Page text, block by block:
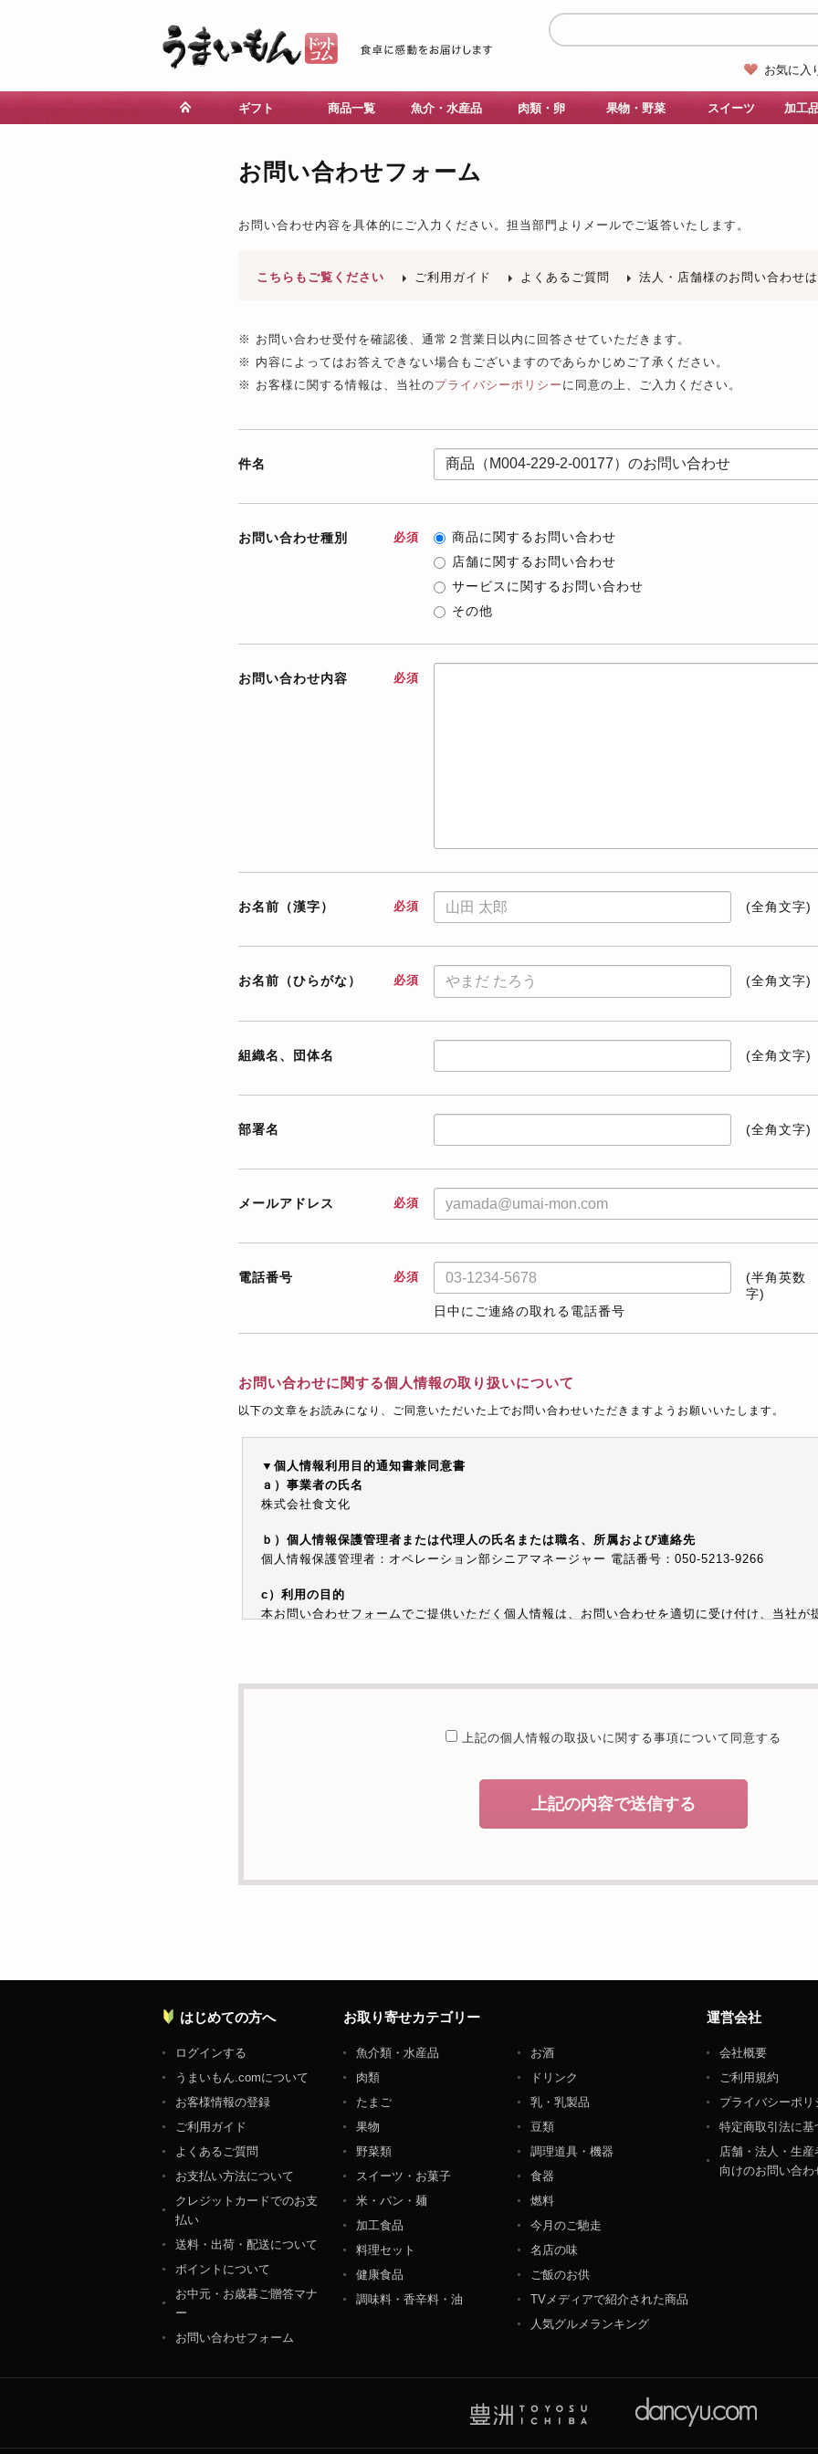
お気に入
ギフト 商品一覧 魚介・水産品 肉類・卵 果物・野菜 スイーツ 加工
お問い合わせフォーム
お問い合わせ内容を具体的にご入力ください。担当部門よりメールでご返答いたします。
こちらもご覧ください ご利用ガイド よくあるご質問 法人・店舗様のお問い合わせ
※ お問い合わせ受付を確認後、通常２営業日以内に回答させていただきます。
※ 内容によってはお答えできない場合もございますのであらかじめご了承ください。
※ お客様に関する情報は、当社のプライバシーポリシー に同意の上、ご入力ください。
件名
お問い合わせ種別 必須
商品に関するお問い合わせ
店舗に関するお問い合わせ
サービスに関するお問い合わせ
その他
お問い合わせ内容 必須
お名前（漢字） 必須 (全角文字)
お名前（ひらがな） 必須 (全角文字)
組織名、団体名 (全角文字)
部署名 (全角文字)
メールアドレス 必須
電話番号 必須
日中にご連絡の取れる電話番号
(半角英数
字)
お問い合わせに関する個人情報の取り扱いについて
以下の文章をお読みになり、ご同意いただいた上でお問い合わせいただきますようお願いいたします。
▼個人情報利用目的通知書兼同意書
ａ）事業者の氏名
株式会社食文化
ｂ）個人情報保護管理者または代理人の氏名または職名、所属および連絡先
個人情報保護管理者：オペレーション部シニアマネージャー 電話番号：050-5213-9266
c）利用の目的
本お問い合わせフォームでご提供いただく個人情報は、お問い合わせを適切に受け付け、当社が
本人の同意がある場合または法令に基づく場合を除き、取得した個人情報を第三者に提供するこ
個人情報について当社が個人情報保護管理体制について一定の水準に達していると認めた委託者
f）開示対象個人情報の開示等および問合せ窓口について
ご本人からの求めにより、当社が保有する開示対象個人情報の利用目的の通知・開示・内容の訂
ます。これらには、お客様のお名前、ご住所、電話番号、電子メールアドレスなど、お客様を特
個人情報保護管理者：オペレーション部シニアマネージャー
〒106-0044 東京都港区東麻布一丁目２７番１号 東麻布食文化ビル４階
ＴＥＬ：050-5213-9266
ＦＡＸ：047-401-6847
上記の個人情報の取扱いに関する事項について同意する
上記の内容で送信する
はじめての方へ
ログインする
うまいもん.comについて
お客様情報の登録
ご利用ガイド
よくあるご質問
お支払い方法について
クレジットカードでのお支
払い
送料・出荷・配送について
ポイントについて
お中元・お歳暮ご贈答マナ
ー
お問い合わせフォーム
お取り寄せカテゴリー
魚介類・水産品
肉類
たまご
果物
野菜類
スイーツ・お菓子
米・パン・麺
加工食品
料理セット
健康食品
調味料・香辛料・油
お酒
ドリンク
乳・乳製品
豆類
調理道具・機器
食器
燃料
今月のご馳走
名店の味
ご飯のお供
TVメディアで紹介された商品
人気グルメランキング
運営会社
会社概要
ご利用規約
プライバシーポリ
特定商取引法に基
店舗・法人・生産
向けのお問い合わ